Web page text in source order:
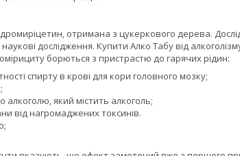
отримана з цукеркового дерева.
дослідження. Купити Алко Табу від
борються з пристрастю до гарячих рідин:
спирту в крові для кори головного мозку;
який містить алкоголь;
від нагромаджених токсинів.